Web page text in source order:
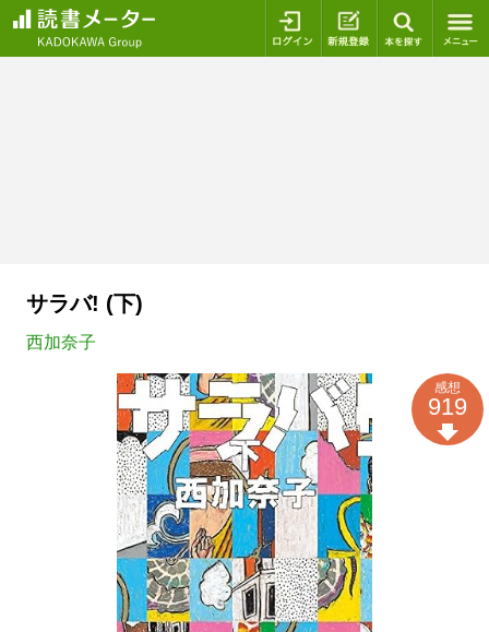
ログイン 新規登録
サラバ! (下)
西加奈子
感想
919